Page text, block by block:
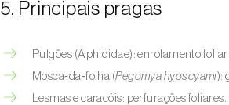
5. Principais pragas
Pulgões (Aphididae): enrolamento
Mosca‑da‑folha (Pegomya hyoscyami):
Lesmas e caracóis: perfurações foliares.